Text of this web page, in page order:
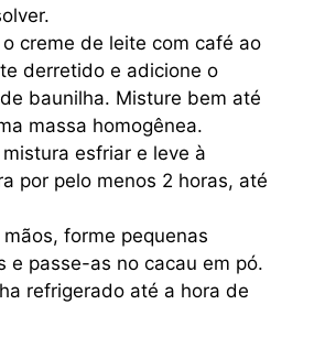
creme de leite com café ao
derretido e adicione o
baunilha. Misture bem até
massa homogênea.
mistura esfriar e leve à
por pelo menos 2 horas, até
mãos, forme pequenas
e passe-as no cacau em pó.
refrigerado até a hora de